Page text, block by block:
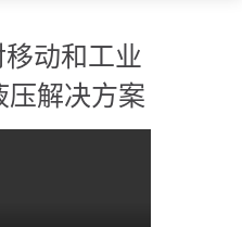
动和工业
压解决方案